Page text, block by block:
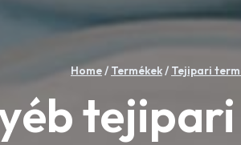
Home/ Termékek/ Tejipari